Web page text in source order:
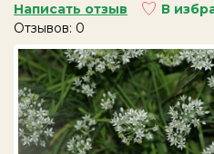
Отзывов: 0
Написать отзыв В